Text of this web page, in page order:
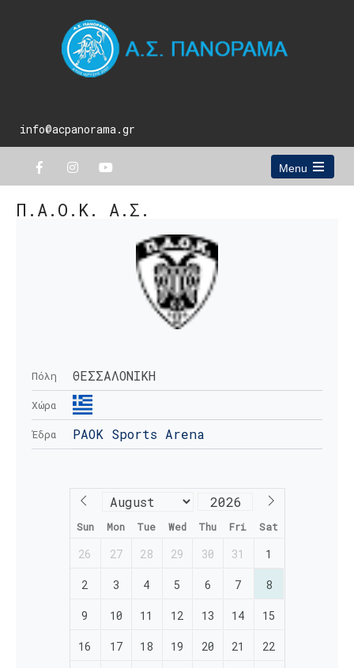
info@acpanorama.gr
Menu
Open
Π.Α.Ο.Κ. Α.Σ.
Πόλη ΘΕΣΣΑΛΟΝΙΚΗ
Χώρα
Έδρα PAOK Sports Arena
Sun Mon Tue Wed Thu Fri Sat
26 27 28 29 30 31 1
2 3 4 5 6 7 8
9 10 11 12 13 14 15
16 17 18 19 20 21 22